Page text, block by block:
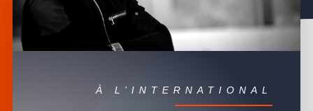
À L’INTERNATIONAL